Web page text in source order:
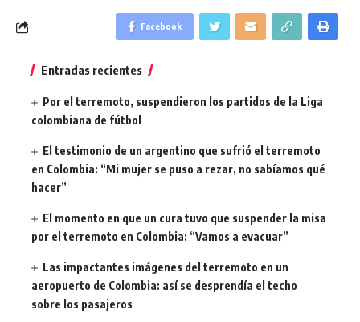
Facebook
Entradas recientes
Por el terremoto, suspendieron los partidos de la Liga
colombiana de fútbol
El testimonio de un argentino que sufrió el terremoto
en Colombia: “Mi mujer se puso a rezar, no sabíamos qué
hacer”
El momento en que un cura tuvo que suspender la misa
por el terremoto en Colombia: “Vamos a evacuar”
Las impactantes imágenes del terremoto en un
aeropuerto de Colombia: así se desprendía el techo
sobre los pasajeros